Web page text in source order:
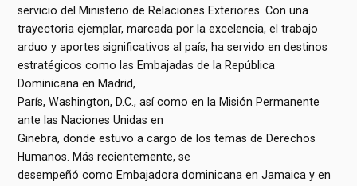
servicio del Ministerio de Relaciones Exteriores. Con una
trayectoria ejemplar, marcada por la excelencia, el trabajo
arduo y aportes significativos al país, ha servido en destinos
estratégicos como las Embajadas de la República
Dominicana en Madrid,
París, Washington, D.C., así como en la Misión Permanente
ante las Naciones Unidas en
Ginebra, donde estuvo a cargo de los temas de Derechos
Humanos. Más recientemente, se
desempeñó como Embajadora dominicana en Jamaica y en